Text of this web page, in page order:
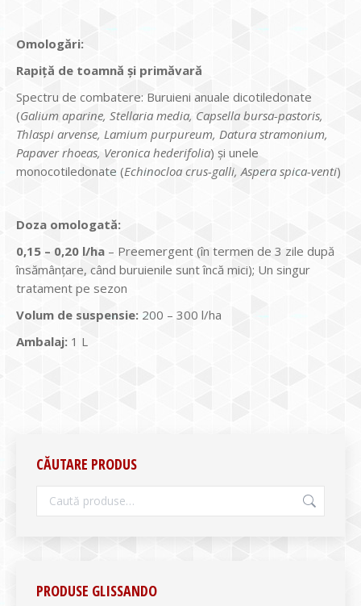
Omologări:
Rapiţă de toamnă şi primăvară
Spectru de combatere: Buruieni anuale dicotiledonate
(Galium aparine, Stellaria media, Capsella bursa-pastoris,
Thlaspi arvense, Lamium purpureum, Datura stramonium,
Papaver rhoeas, Veronica hederifolia) și unele
monocotiledonate (Echinocloa crus-galli, Aspera spica-venti)
Doza omologată:
0,15 – 0,20 l/ha – Preemergent (în termen de 3 zile după
însămânțare, când buruienile sunt încă mici); Un singur
tratament pe sezon
Volum de suspensie: 200 – 300 l/ha
Ambalaj: 1 L
CĂUTARE PRODUS
PRODUSE GLISSANDO